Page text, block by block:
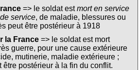
=> le soldat estmort en service
service, de maladie, blessures ou
peut être postérieur à 1918
la France=> le soldat est mort
guerre, pour une cause extérieure
mutinerie, maladie extérieure ;
être postérieur à la fin du conflit.